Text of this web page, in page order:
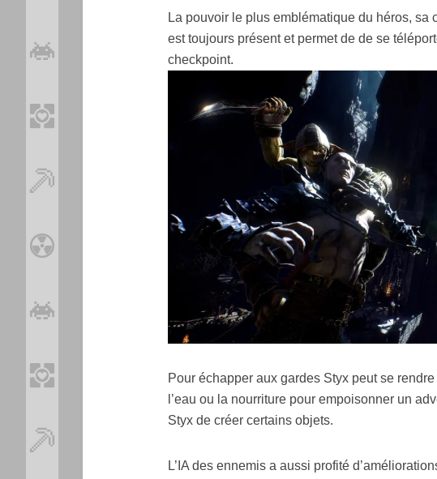
La pouvoir le plus emblématique du héros, sa
est toujours présent et permet de de se
checkpoint.
Pour échapper aux gardes Styx peut se
l’eau ou la nourriture pour empoisonner un
Styx de créer certains objets.
L’IA des ennemis a aussi profité